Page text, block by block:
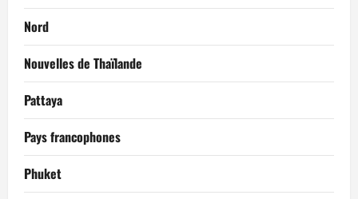
Nord
Nouvelles de Thaïlande
Pattaya
Pays francophones
Phuket